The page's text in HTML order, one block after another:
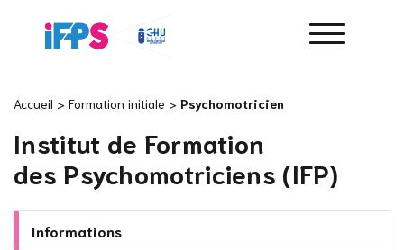
Accueil > Formation initiale > Psychomotricien
Institut de Formation
des Psychomotriciens (IFP)
Informations